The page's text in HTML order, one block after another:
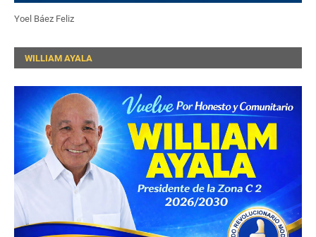
Yoel Báez Feliz
WILLIAM AYALA